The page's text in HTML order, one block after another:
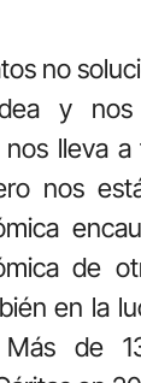
no
y
nos lleva
nos
de
en la
de